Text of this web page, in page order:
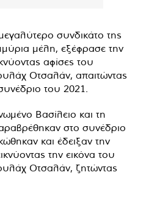
συνδικάτο της
μέλη, εξέφρασε την
αφίσες του
Οτσαλάν, απαιτώντας
του 2021.
Βασίλειο και τη
στο συνέδριο
και έδειξαν την
την εικόνα του
Οτσαλάν, ζητώντας